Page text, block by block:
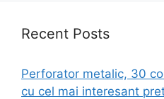
Recent Posts
Perforator metalic, 30
cu cel mai interesant